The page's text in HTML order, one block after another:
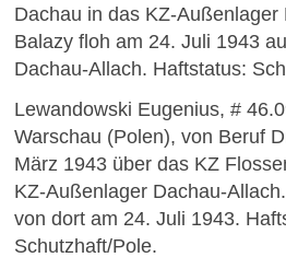
Dachau in das KZ-Außenlager
Balazy floh am 24. Juli 1943
Dachau-Allach. Haftstatus:
Lewandowski Eugenius, #
Warschau (Polen), von Beruf
März 1943 über das KZ
KZ-Außenlager Dachau-
von dort am 24. Juli 1943.
Schutzhaft/Pole.